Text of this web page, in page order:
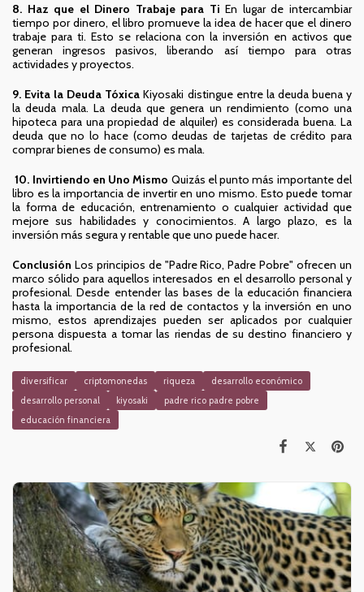
8. Haz que el Dinero Trabaje para Ti En lugar de intercambiar
tiempo por dinero, el libro promueve la idea de hacer que el dinero
trabaje para ti. Esto se relaciona con la inversión en activos que
generan ingresos pasivos, liberando así tiempo para otras
actividades y proyectos.
9. Evita la Deuda Tóxica Kiyosaki distingue entre la deuda buena y
la deuda mala. La deuda que genera un rendimiento (como una
hipoteca para una propiedad de alquiler) es considerada buena. La
deuda que no lo hace (como deudas de tarjetas de crédito para
comprar bienes de consumo) es mala.
10. Invirtiendo en Uno Mismo Quizás el punto más importante del
libro es la importancia de invertir en uno mismo. Esto puede tomar
la forma de educación, entrenamiento o cualquier actividad que
mejore sus habilidades y conocimientos. A largo plazo, es la
inversión más segura y rentable que uno puede hacer.
Conclusión Los principios de "Padre Rico, Padre Pobre" ofrecen un
marco sólido para aquellos interesados en el desarrollo personal y
profesional. Desde entender las bases de la educación financiera
hasta la importancia de la red de contactos y la inversión en uno
mismo, estos aprendizajes pueden ser aplicados por cualquier
persona dispuesta a tomar las riendas de su destino financiero y
profesional.
diversificar criptomonedas riqueza
desarrollo económico
desarrollo personal
kiyosaki
padre rico padre pobre
educación financiera